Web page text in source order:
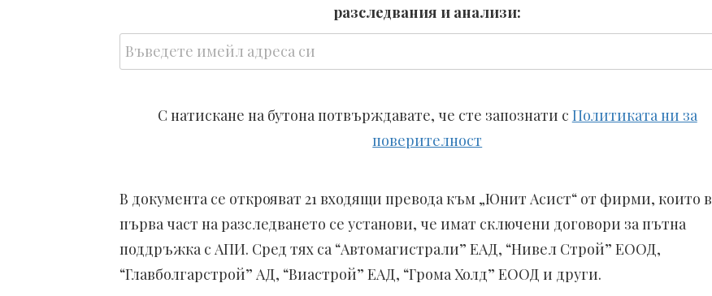
разследвания и анализи:
С натискане на бутона потвърждавате, че сте запознати с Политиката ни за
поверителност
В документа се открояват 21 входящи превода към „Юнит Асист“ от фирми, които в
първа част на разследването се установи, че имат сключени договори за пътна
поддръжка с АПИ. Сред тях са “Автомагистрали” ЕАД, “Нивел Строй” ЕООД,
“Главболгарстрой” АД, “Виастрой” ЕАД, “Грома Холд” ЕООД и други.